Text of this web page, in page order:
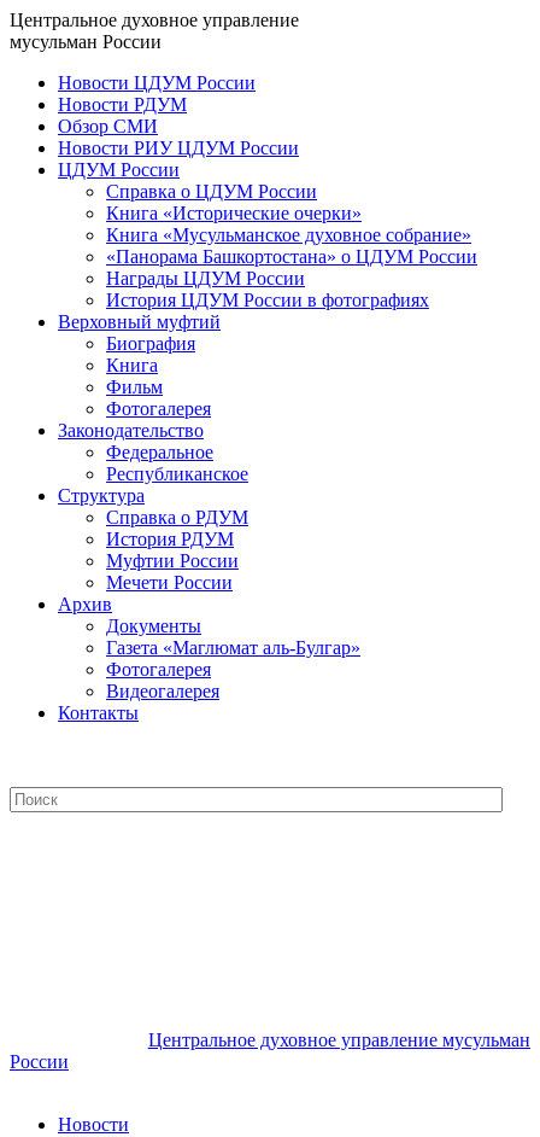
Центральное духовное управление
мусульман России
Новости ЦДУМ России
Новости РДУМ
Обзор СМИ
Новости РИУ ЦДУМ России
ЦДУМ России
Справка о ЦДУМ России
Книга «Исторические очерки»
Книга «Мусульманское духовное собрание»
«Панорама Башкортостана» о ЦДУМ России
Награды ЦДУМ России
История ЦДУМ России в фотографиях
Верховный муфтий
Биография
Книга
Фильм
Фотогалерея
Законодательство
Федеральное
Республиканское
Структура
Справка о РДУМ
История РДУМ
Муфтии России
Мечети России
Архив
Документы
Газета «Маглюмат аль-Булгар»
Фотогалерея
Видеогалерея
Контакты
Центральное духовное управление мусульман
России
Новости